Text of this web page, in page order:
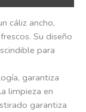
cáliz ancho,
Su diseño
para
garantiza
limpieza en
garantiza